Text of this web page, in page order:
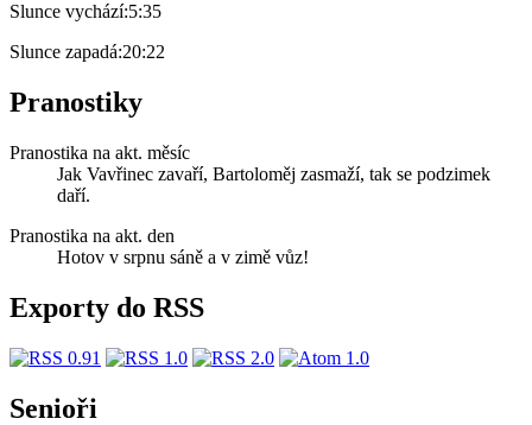
Slunce vychází:5:35
Slunce zapadá:20:22
Pranostiky
Pranostika na akt. měsíc
Jak Vavřinec zavaří, Bartoloměj zasmaží, tak se podzimek
daří.
Pranostika na akt. den
Hotov v srpnu sáně a v zimě vůz!
Exporty do RSS
Senioři